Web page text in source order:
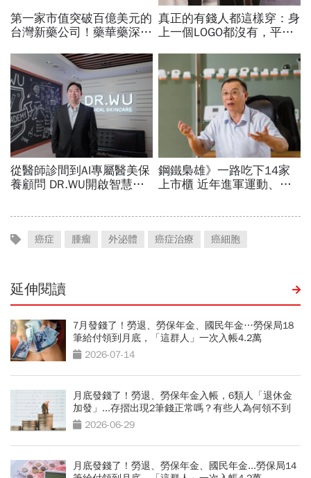
癌症 腫瘤 外泌體 癌症治療 癌細胞
延伸閱讀
7月發錢了！勞退、勞保年金、國民年金…勞保局18
筆給付領到月底，「這群人」一次入帳4.2萬
2026-07-14
月底發錢了！勞退、勞保年金入帳，6類人「退休金
加發」...存摺出現2筆錢正常嗎？有些人為何領不到
2026-06-29
月底發錢了！勞退、勞保年金、國民年金...勞保局14